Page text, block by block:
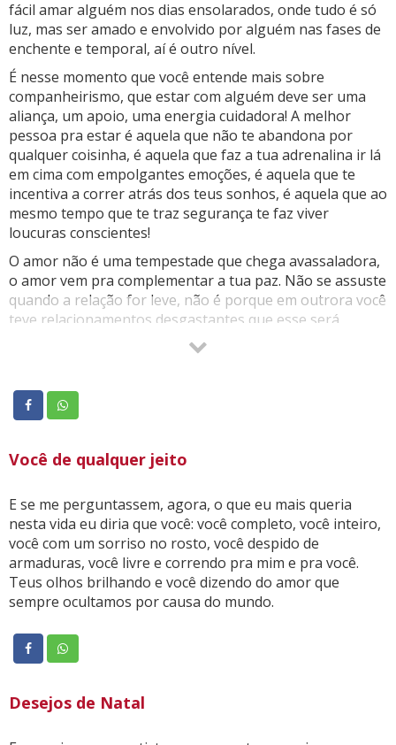
fácil amar alguém nos dias ensolarados, onde tudo é só
luz, mas ser amado e envolvido por alguém nas fases de
enchente e temporal, aí é outro nível.
É nesse momento que você entende mais sobre
companheirismo, que estar com alguém deve ser uma
aliança, um apoio, uma energia cuidadora! A melhor
pessoa pra estar é aquela que não te abandona por
qualquer coisinha, é aquela que faz a tua adrenalina ir lá
em cima com empolgantes emoções, é aquela que te
incentiva a correr atrás dos teus sonhos, é aquela que ao
mesmo tempo que te traz segurança te faz viver
loucuras conscientes!
O amor não é uma tempestade que chega avassaladora,
o amor vem pra complementar a tua paz. Não se assuste
quando a relação for leve, não é porque em outrora você
teve relacionamentos desgastantes que esse será
também. É maravilhoso ver uma pessoa que quase
nunca deu certo no amor sendo feliz com alguém!
No momento em que você se der conta que está
conhecendo um amor determinado a querer te acolher,
simplesmente vá fundo. Do futuro, pouco se sabe, mas
lado de uma pessoa foda de boa, que um protege o
grandes parceiros de vida!
(Geffo Pinheiro)
Você de qualquer jeito
E se me perguntassem, agora, o que eu mais queria
nesta vida eu diria que você: você completo, você inteiro,
você com um sorriso no rosto, você despido de
armaduras, você livre e correndo pra mim e pra você.
Teus olhos brilhando e você dizendo do amor que
sempre ocultamos por causa do mundo.
Desejos de Natal